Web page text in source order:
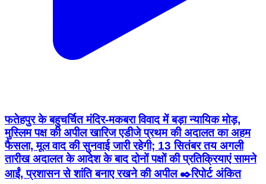
फतेहपुर के बहुचर्चित मंदिर-मकबरा विवाद में बड़ा न्यायिक मोड़,
मुस्लिम पक्ष की अपील खारिज एडीजे प्रथम की अदालत का अहम
फैसला, मूल वाद की सुनवाई जारी रहेगी; 13 सितंबर तय अगली
तारीख अदालत के आदेश के बाद दोनों पक्षों की प्रतिक्रियाएं सामने
आईं, प्रशासन से शांति बनाए रखने की अपील ✒️रिपोर्ट अंकित